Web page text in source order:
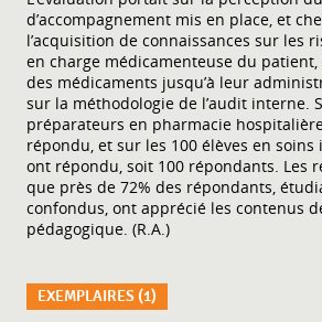
d’accompagnement mis en place, et
l’acquisition de connaissances sur les
en charge médicamenteuse du patient,
des médicaments jusqu’à leur
sur la méthodologie de l’audit interne.
préparateurs en pharmacie hospitalière
répondu, et sur les 100 élèves en soins
ont répondu, soit 100 répondants. Les
que près de 72% des répondants,
confondus, ont apprécié les contenus
pédagogique. (R.A.)
EXEMPLAIRES (1)